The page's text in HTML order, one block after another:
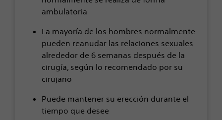
ambulatoria
La mayoría de los hombres normalmente
pueden reanudar las relaciones sexuales
alrededor de 6 semanas después de la
cirugía, según lo recomendado por su
cirujano
Puede mantener su erección durante el
tiempo que desee